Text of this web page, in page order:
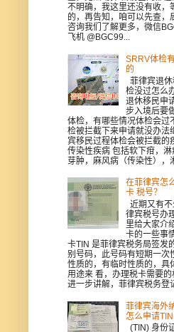
不明确，我这里还没有收，
的，再告知，咱可以先查，
咨询我们了解更多，微信
飞机 @BGC99...
SRRV体检
的
菲律宾退
检没过怎么
退休移民申
步入境后要
体检，有哪些情况体检会过
检被拦截下来申请就没办法
宾移民过程体检会被拦截的
传染性疾病 包括软下疳，
芽肿，麻风病（传染性），
在菲律宾怎
卡 税号？
近期又有
律宾税号办
里给大家介
卡的一些事
卡TIN 是菲律宾税务局签发
别号码，此号码有短期一次
性质的，有临时性质的，具
用途来 看，办理税卡需要
进一步讲解，菲律宾税务登
菲律宾海外
怎么申请TIN
(TIN) 身份